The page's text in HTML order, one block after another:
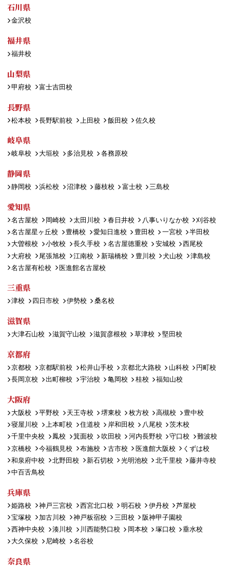
石川県
金沢校
福井県
福井校
山梨県
甲府校 富士吉田校
長野県
松本校 長野駅前校 上田校 飯田校 佐久校
岐阜県
岐阜校 大垣校 多治見校 各務原校
静岡県
静岡校 浜松校 沼津校 藤枝校 富士校 三島校
愛知県
名古屋校 岡崎校 太田川校 春日井校 八事いりなか校
刈谷校
名古屋星ヶ丘校
豊橋校 愛知日進校 豊田校 一宮校
半田校
大曽根校
小牧校 長久手校 名古屋徳重校 安城校
西尾校
大府校
尾張旭校 江南校 新瑞橋校 豊川校 犬山校
津島校
名古屋有松校
医進館名古屋校
三重県
津校 四日市校 伊勢校 桑名校
滋賀県
大津石山校 滋賀守山校 滋賀彦根校 草津校 堅田校
京都府
京都校 京都駅前校 松井山手校 京都北大路校 山科校
円町校
長岡京校
出町柳校 宇治校 亀岡校 桂校 福知山校
大阪府
大阪校 平野校 天王寺校 堺東校 枚方校 高槻校
豊中校
寝屋川校
上本町校 住道校 岸和田校 八尾校
茨木校
千里中央校
鳳校 箕面校 吹田校 河内長野校 守口校
難波校
京橋校
今福鶴見校 布施校 古市校 医進館大阪校
くずは校
和泉府中校
北野田校 新石切校 光明池校 北千里校
藤井寺校
中百舌鳥校
兵庫県
姫路校 神戸三宮校 西宮北口校 明石校 伊丹校
芦屋校
宝塚校
加古川校 神戸板宿校 三田校
阪神甲子園校
西神中央校
湊川校 川西能勢口校 岡本校 塚口校
垂水校
大久保校
尼崎校 名谷校
奈良県